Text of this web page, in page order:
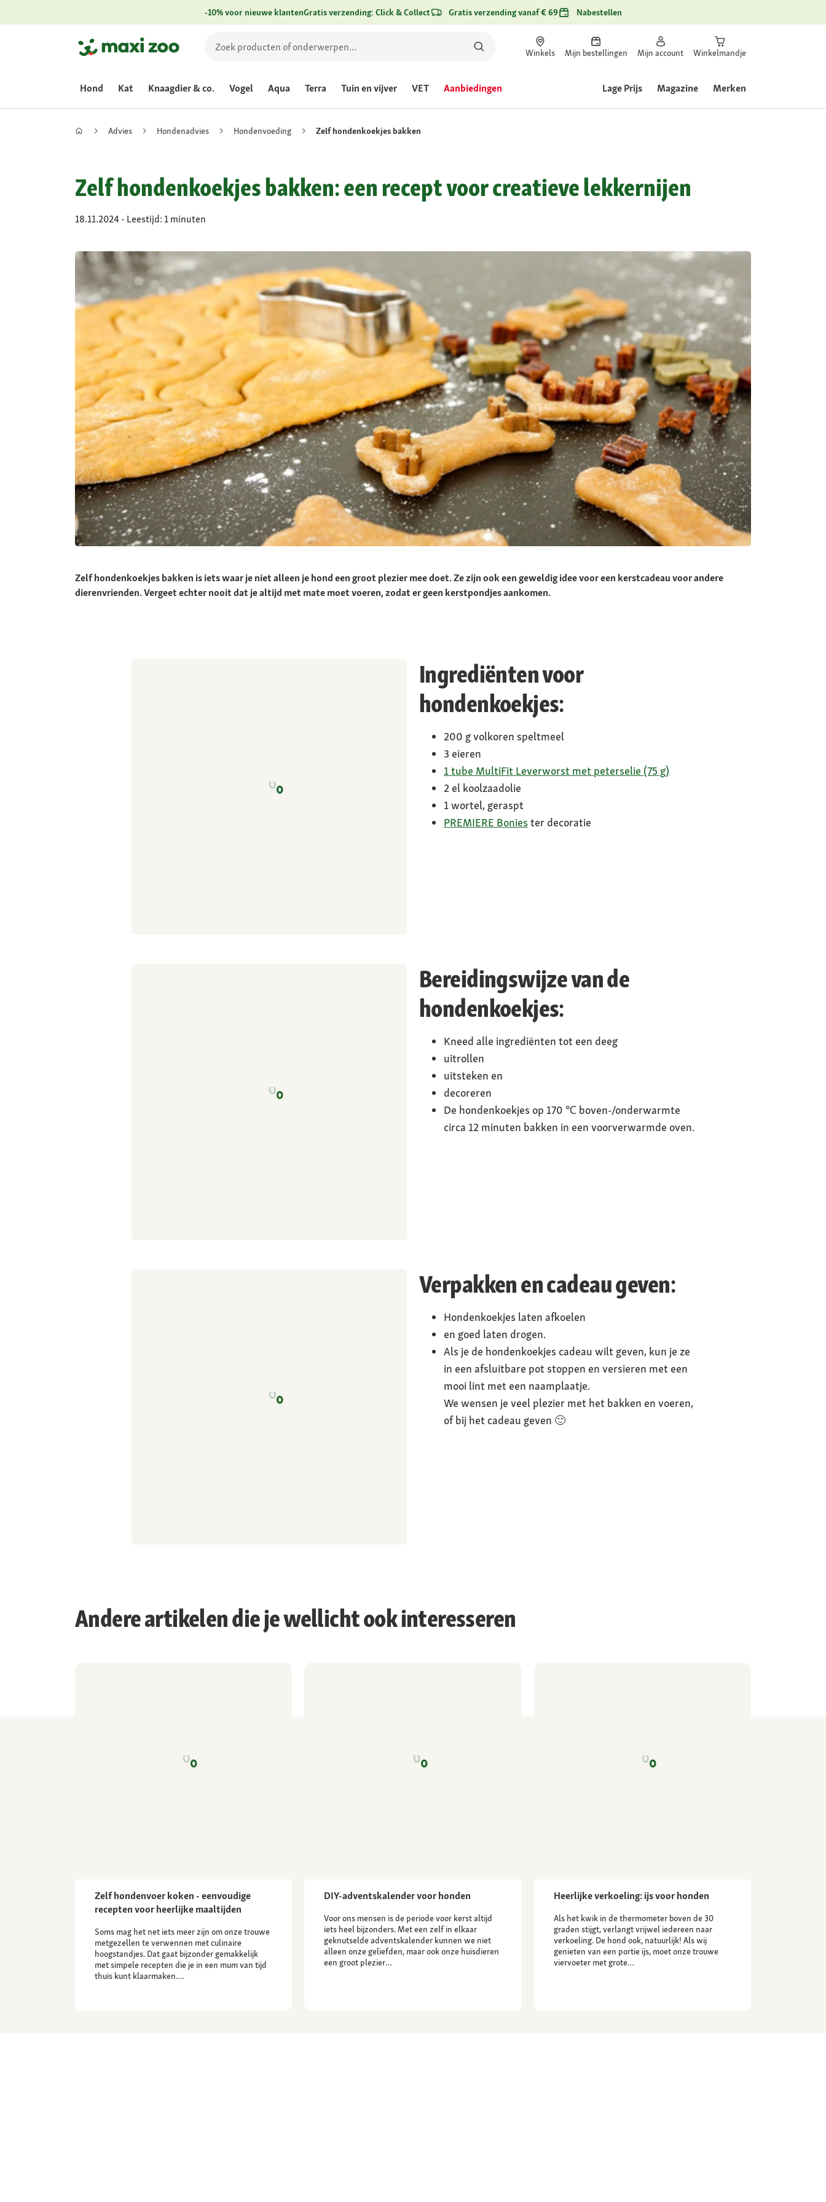
-10% voor nieuwe klantenGratis verzending: Click & Collect Gratis verzending vanaf € 69 Nabestellen
Winkels Mijn bestellingen Mijn account Winkelmandje
Hond Kat Knaagdier & co. Vogel Aqua Terra Tuin en vijver VET Aanbiedingen Lage Prijs Magazine Merken
Advies Hondenadvies Hondenvoeding Zelf hondenkoekjes bakken
Zelf hondenkoekjes bakken: een recept voor creatieve lekkernijen
18.11.2024 - Leestijd: 1 minuten
Zelf hondenkoekjes bakken is iets waar je niet alleen je hond een groot plezier mee doet. Ze zijn ook een geweldig idee voor een kerstcadeau voor andere
dierenvrienden. Vergeet echter nooit dat je altijd met mate moet voeren, zodat er geen kerstpondjes aankomen.
Ingrediënten voor
hondenkoekjes:
200 g volkoren speltmeel
3 eieren
1 tube MultiFit Leverworst met peterselie (75 g)
2 el koolzaadolie
1 wortel, geraspt
PREMIERE Bonies ter decoratie
Bereidingswijze van de
hondenkoekjes:
Kneed alle ingrediënten tot een deeg
uitrollen
uitsteken en
decoreren
De hondenkoekjes op 170 ℃ boven-/onderwarmte
circa 12 minuten bakken in een voorverwarmde oven.
Verpakken en cadeau geven:
Hondenkoekjes laten afkoelen
en goed laten drogen.
Als je de hondenkoekjes cadeau wilt geven, kun je ze
in een afsluitbare pot stoppen en versieren met een
mooi lint met een naamplaatje.
We wensen je veel plezier met het bakken en voeren,
of bij het cadeau geven 🙂
Andere artikelen die je wellicht ook interesseren
Zelf hondenvoer koken - eenvoudige
recepten voor heerlijke maaltijden
Soms mag het net iets meer zijn om onze trouwe
metgezellen te verwennen met culinaire
hoogstandjes. Dat gaat bijzonder gemakkelijk
met simpele recepten die je in een mum van tijd
thuis kunt klaarmaken.…
DIY-adventskalender voor honden
Voor ons mensen is de periode voor kerst altijd
iets heel bijzonders. Met een zelf in elkaar
geknutselde adventskalender kunnen we niet
alleen onze geliefden, maar ook onze huisdieren
een groot plezier…
Heerlijke verkoeling: ijs voor honden
Als het kwik in de thermometer boven de 30
graden stijgt, verlangt vrijwel iedereen naar
verkoeling. De hond ook, natuurlijk! Als wij
genieten van een portie ijs, moet onze trouwe
viervoeter met grote…